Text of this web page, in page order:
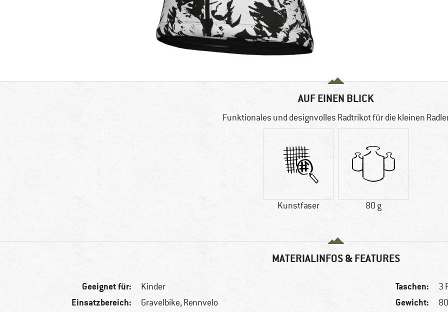
AUF EINEN BLICK
Funktionales und designvolles Radtrikot für die kleinen
Kunstfaser 80 g
MATERIALINFOS & FEATURES
Geeignet für: Kinder
Einsatzbereich: Gravelbike, Rennvelo
Taschen: 3
Gewicht: